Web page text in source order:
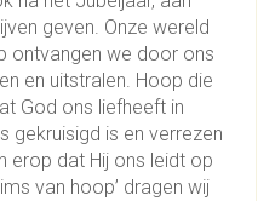
geven. Onze wereld
ontvangen we door ons
en uitstralen. Hoop die
God ons liefheeft in
gekruisigd is en verrezen
erop dat Hij ons leidt op
van hoop’ dragen wij